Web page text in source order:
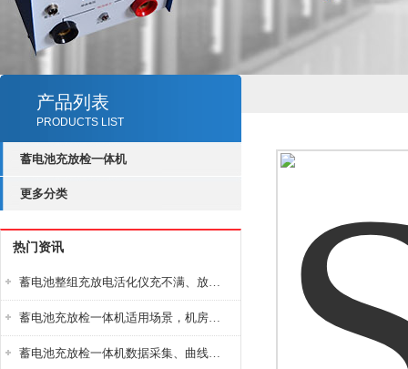
产品列表
PRODUCTS LIST
蓄电池充放检一体机
更多分类
热门资讯
蓄电池整组充放电活化仪充不满、放不完怎么办？
蓄电池充放检一体机适用场景，机房基站变电站铅酸蓄电池维护检测应用
蓄电池充放检一体机数据采集、曲线分析与电池健康状态智能评估功能详解